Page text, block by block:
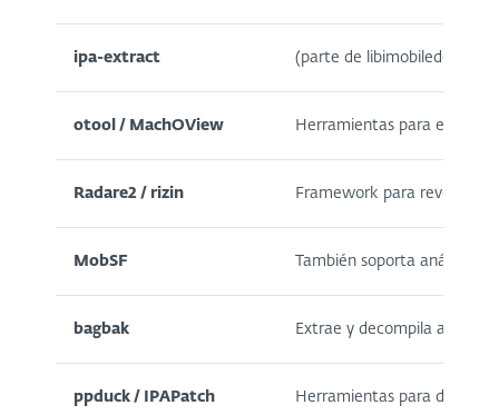
ipa-extract (parte de libimobiledevice)
otool / MachOView Herramientas para
Radare2 / rizin Framework para reversing
MobSF También soporta análisis
bagbak Extrae y decompila apps
ppduck / IPAPatch Herramientas para